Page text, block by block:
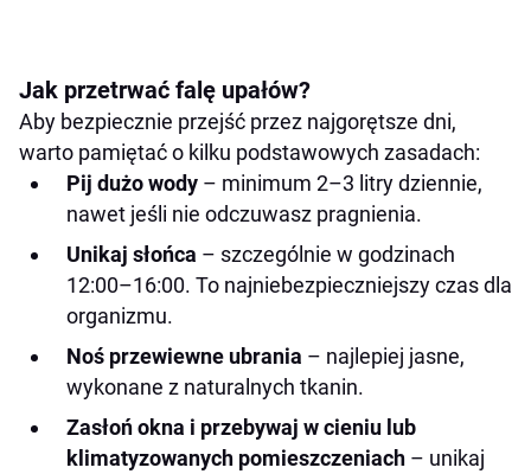
Jak przetrwać falę upałów?
Aby bezpiecznie przejść przez najgorętsze dni,
warto pamiętać o kilku podstawowych zasadach:
Pij dużo wody – minimum 2–3 litry dziennie,
nawet jeśli nie odczuwasz pragnienia.
Unikaj słońca – szczególnie w godzinach
12:00–16:00. To najniebezpieczniejszy czas dla
organizmu.
Noś przewiewne ubrania – najlepiej jasne,
wykonane z naturalnych tkanin.
Zasłoń okna i przebywaj w cieniu lub
klimatyzowanych pomieszczeniach – unikaj